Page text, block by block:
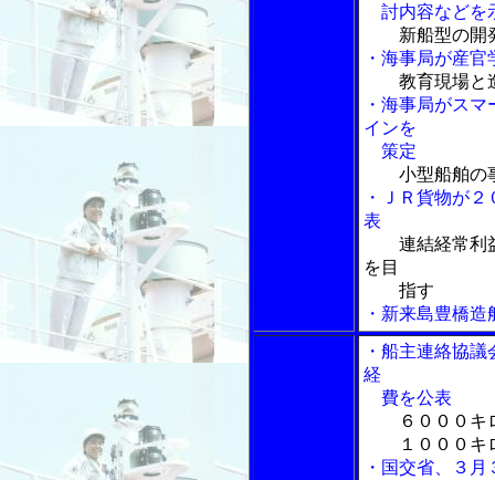
討内容などを
新船型の開
・海事局が産
教育現場と
・海事局がス
インを
策定
小型船舶の
・ＪＲ貨物が
表
連結経常利
を目
指す
・新来島豊橋
・船主連絡協
経
費を公表
６０００
１０００キロ
・国交省、３